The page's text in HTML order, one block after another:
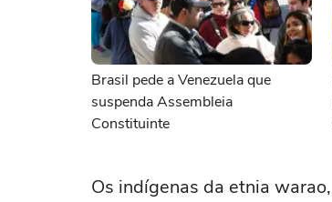
Brasil pede a Venezuela que
suspenda Assembleia
Constituinte
Os indígenas da etnia